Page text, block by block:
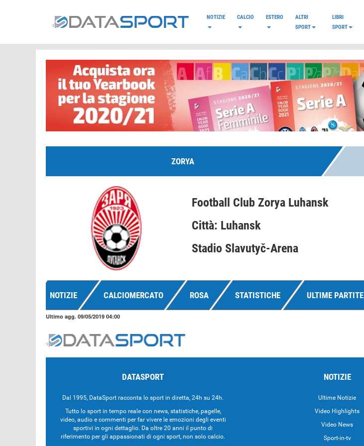
NOTIZIE CALCIO ESTERO
ALTRI
SPORT
LIBRI
SPORT
ZORYA
Football Club Zorya Luhansk
Città: Luhansk
Stadio Slavutyč-Arena
NOTIZIE CALCIOMERCATO ROSA STATISTICHE ULTIME PARTITE
Ultimo agg. 09/05/2019 04:00
DATASPORT
Dal 1995, DataSport racconta lo sport in diretta, 24h su 24h.
Tutto lo sport in tempo reale con news, statistiche, pagelle,
video, audio e commenti per far vivere le emozioni degli eventi
sportivi in ogni dettaglio. Da oltre 20 anni il punto di
riferimento per gli appassionati di ogni sport, non solo calcio.
NOTIZIE
Ultime Notizie
Video Highlights
Video News
Sport-in-tv